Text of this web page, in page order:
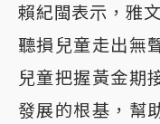
賴紀閩表示，雅
聽損兒童走出無
兒童把握黃金期
發展的根基，幫